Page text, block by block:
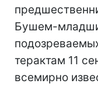
Бушем-
терактам 11
всемирно